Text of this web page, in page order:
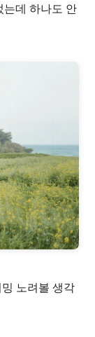
는데 하나도 안
노려볼 생각